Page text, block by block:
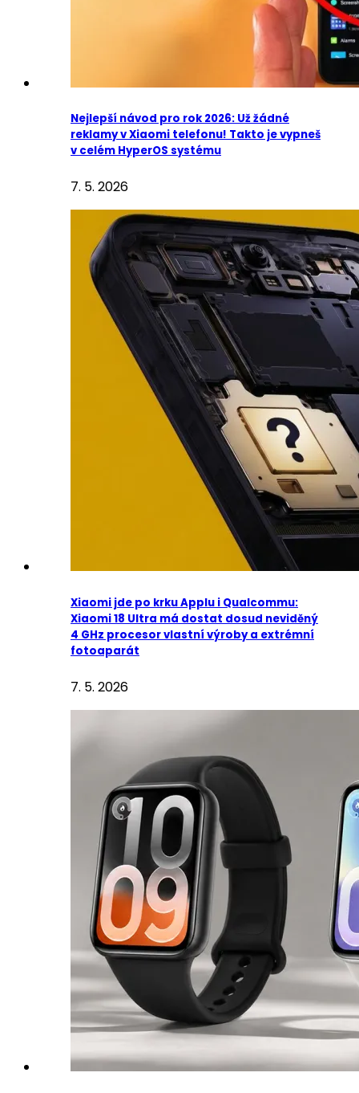
Nejlepší návod pro rok 2026: Už žádné
reklamy v Xiaomi telefonu! Takto je vypneš
v celém HyperOS systému
7. 5. 2026
Xiaomi jde po krku Applu i Qualcommu:
Xiaomi 18 Ultra má dostat dosud neviděný
4 GHz procesor vlastní výroby a extrémní
fotoaparát
7. 5. 2026